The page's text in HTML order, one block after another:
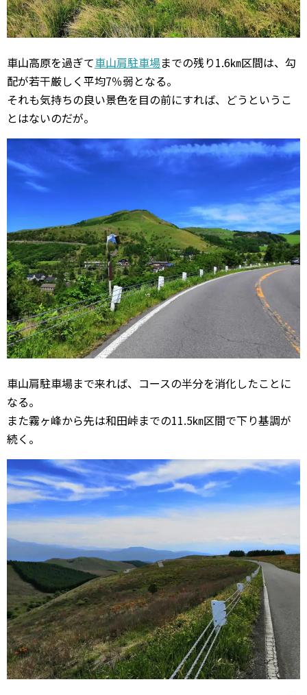
車山高原を過ぎて車山肩駐車場までの残り1.6㎞区間は、勾
配が若干厳しく平均7％弱となる。
それも気持ちの良い景色を目の前にすれば、どうというこ
とはないのだが。
車山肩駐車場まで来れば、コースの半分を消化したことに
なる。
また霧ヶ峰から先は和田峠までの11.5㎞区間で下り基調が
続く。